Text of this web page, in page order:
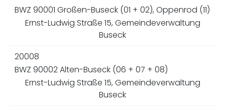
BWZ 90001 Großen-Buseck (01 + 02), Oppenrod (11)
Ernst-Ludwig Straße 15, Gemeindeverwaltung
Buseck
20008
BWZ 90002 Alten-Buseck (06 + 07 + 08)
Ernst-Ludwig Straße 15, Gemeindeverwaltung
Buseck